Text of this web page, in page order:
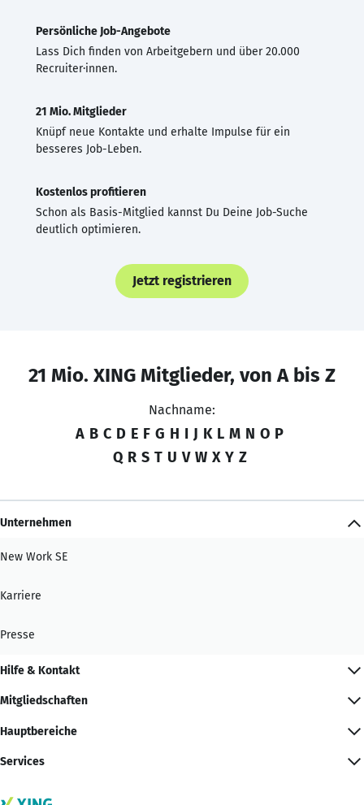
Persönliche Job-Angebote
Lass Dich finden von Arbeitgebern und über 20.000
Recruiter·innen.
21 Mio. Mitglieder
Knüpf neue Kontakte und erhalte Impulse für ein
besseres Job-Leben.
Kostenlos profitieren
Schon als Basis-Mitglied kannst Du Deine Job-Suche
deutlich optimieren.
Jetzt registrieren
21 Mio. XING Mitglieder, von A bis Z
Nachname:
A B C D E F G H I J K L M N O P
Q R S T U V W X Y Z
Unternehmen
New Work SE
Karriere
Presse
Hilfe & Kontakt
Mitgliedschaften
Hauptbereiche
Services